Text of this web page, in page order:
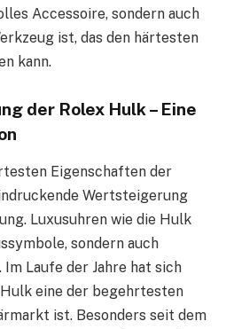
Accessoire, sondern auch
ist, das den härtesten
kann.
der Rolex Hulk – Eine
Eigenschaften der
Wertsteigerung
Luxusuhren wie die Hulk
sondern auch
Laufe der Jahre hat sich
eine der begehrtesten
ist. Besonders seit dem